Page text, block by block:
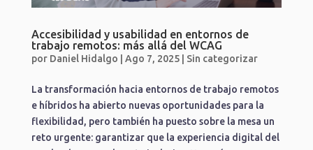
Accesibilidad y usabilidad en entornos de
trabajo remotos: más allá del WCAG
por Daniel Hidalgo Ago 7, 2025| Sin categorizar
La transformación hacia entornos de trabajo remotos
e híbridos ha abierto nuevas oportunidades para la
flexibilidad, pero también ha puesto sobre la mesa un
reto urgente: garantizar que la experiencia digital del